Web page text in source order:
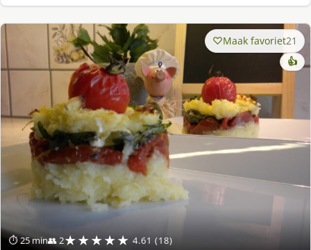
⏱ 25 min👥 2★★★★★ 4.61 (18)
Maak favoriet21
👍